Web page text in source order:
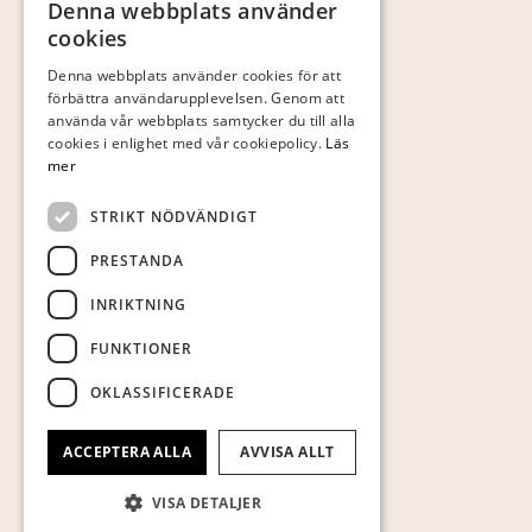
SWEDISH
GERMAN
ENGLISH
Denna webbplats använder
cookies
Denna webbplats använder cookies för att
förbättra användarupplevelsen. Genom att
använda vår webbplats samtycker du till alla
cookies i enlighet med vår cookiepolicy. Läs
mer
STRIKT NÖDVÄNDIGT
PRESTANDA
INRIKTNING
FUNKTIONER
OKLASSIFICERADE
ACCEPTERA ALLA AVVISA ALLT
VISA DETALJER